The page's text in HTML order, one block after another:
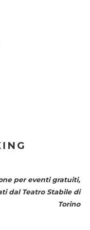
per eventi gratuiti,
dal Teatro Stabile di
Torino